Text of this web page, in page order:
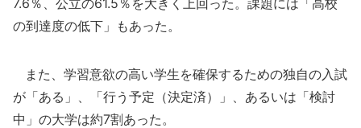
7.6％、公立の61.5％を大きく上回った。課題には「高校
の到達度の低下」もあった。
また、学習意欲の高い学生を確保するための独自の入試
が「ある」、「行う予定（決定済）」、あるいは「検討
中」の大学は約7割あった。